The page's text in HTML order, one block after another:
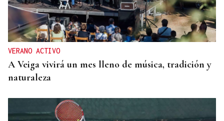
VERANO ACTIVO
A Veiga vivirá un mes lleno de música, tradición y
naturaleza